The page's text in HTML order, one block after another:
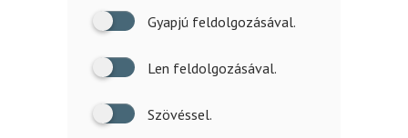
Gyapjú feldolgozásával.
Len feldolgozásával.
Szövéssel.